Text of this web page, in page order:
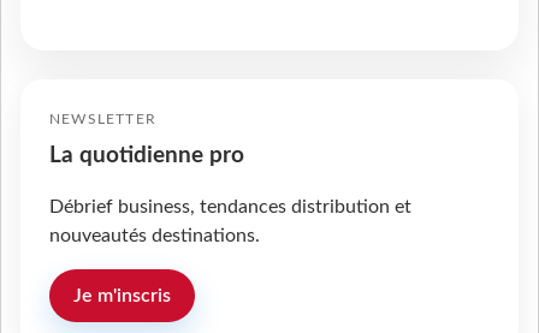
NEWSLETTER
La quotidienne pro
Débrief business, tendances distribution et
nouveautés destinations.
Je m'inscris